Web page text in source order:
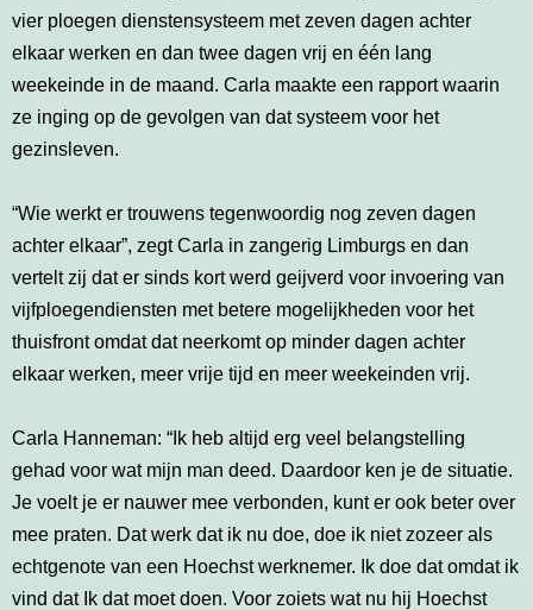
vier ploegen dienstensysteem met zeven dagen achter
elkaar werken en dan twee dagen vrij en één lang
weekeinde in de maand. Carla maakte een rapport waarin
ze inging op de gevolgen van dat systeem voor het
gezinsleven.
“Wie werkt er trouwens tegenwoordig nog zeven dagen
achter elkaar”, zegt Carla in zangerig Limburgs en dan
vertelt zij dat er sinds kort werd geijverd voor invoering van
vijfploegendiensten met betere mogelijkheden voor het
thuisfront omdat dat neerkomt op minder dagen achter
elkaar werken, meer vrije tijd en meer weekeinden vrij.
Carla Hanneman: “Ik heb altijd erg veel belangstelling
gehad voor wat mijn man deed. Daardoor ken je de situatie.
Je voelt je er nauwer mee verbonden, kunt er ook beter over
mee praten. Dat werk dat ik nu doe, doe ik niet zozeer als
echtgenote van een Hoechst werknemer. Ik doe dat omdat ik
vind dat Ik dat moet doen. Voor zoiets wat nu hij Hoechst